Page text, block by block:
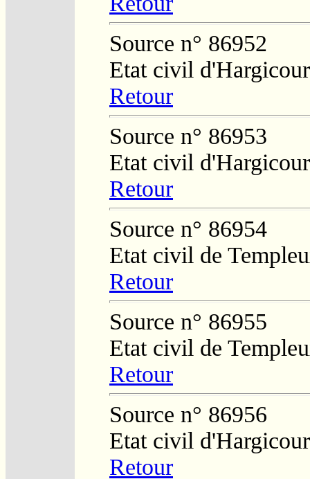
Source n° 86952
Etat civil
Retour
Source n° 86953
Etat civil
Retour
Source n° 86954
Etat civil de
Retour
Source n° 86955
Etat civil de
Retour
Source n° 86956
Etat civil
Retour